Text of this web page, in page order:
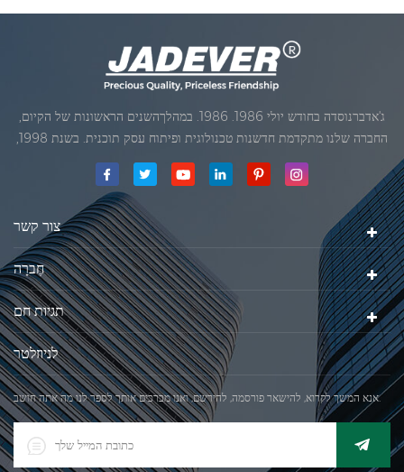
ג'אדברנוסדה בחודש יולי 1986. 1986. במהלךהשנים הראשונות של הקיום,
החברה שלנו מתקדמת חדשנות טכנולוגית ופיתוח עסק תוכנית. בשנת 1998,
החברה שלנו השיגה את המטרה האיכותי, כאשר הראשון של המוצרים שלנו
ג'אדברסולם ושות 'בע"מהיה
צור קשר
חֶברָה
תגיות חם
לניוזלטר
אנא המשך לקרוא, להישאר פורסמה, להירשם, ואנו מברכים אותך לספר לנו מה אתה חושב.